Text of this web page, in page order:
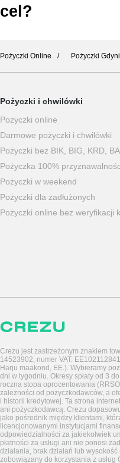
cel?
Pożyczki Online Pożyczki
Pożyczki i chwilówki
Pozyczki online
Darmowe pożyczki i chwilówki
Pożyczki bez BIK, BIG, KRD,
Pożyczka 100%
Pożyczki w weekend
Pożyczki dla zadłużonych
Pożyczki online bez weryfikacji
Crezu jest zastrzeżonym znakiem
14523902, numer VAT:
Harju maakond, EE.). Wybieramy
dni w tygodniu. Okresy spłaty od 3
roczna stopa oprocentowania
zależności od pożyczkodawców, a
i historii kredytowej. Ta strona
ani pożyczkodawcą. Crezu
jako pośrednik między klientami,
licencjonowanymi instytucjami
odpowiedzialności za jakiekolwiek
płatności za usługi ani nie ponosi
działania, brak działań lub
zobowiązany do korzystania z